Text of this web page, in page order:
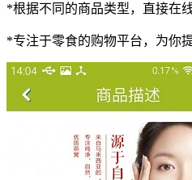
*根据不同的商品类型，直接在
*专注于零食的购物平台，为你